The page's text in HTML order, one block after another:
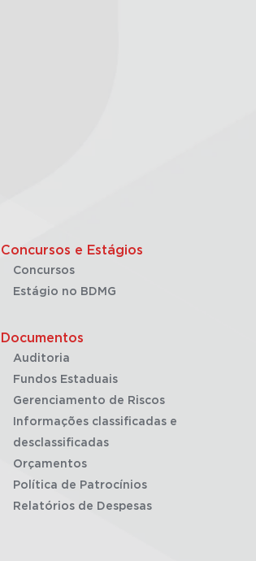
Concursos e Estágios
Concursos
Estágio no BDMG
Documentos
Auditoria
Fundos Estaduais
Gerenciamento de Riscos
Informações classificadas e
desclassificadas
Orçamentos
Política de Patrocínios
Relatórios de Despesas